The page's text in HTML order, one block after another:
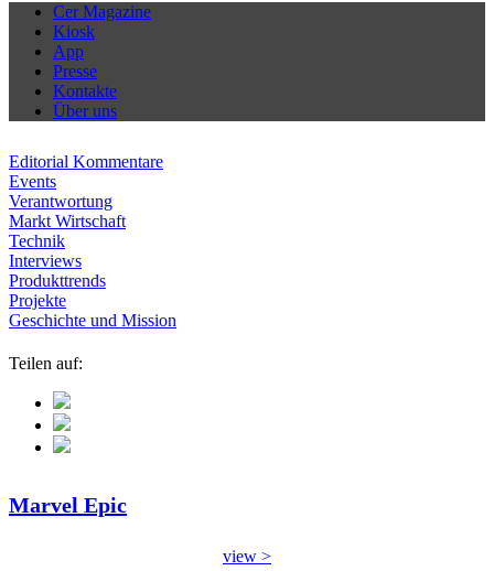
Cer Magazine
Kiosk
App
Presse
Kontakte
Über uns
Editorial Kommentare
Events
Verantwortung
Markt Wirtschaft
Technik
Interviews
Produkttrends
Projekte
Geschichte und Mission
Teilen auf:
Marvel Epic
view >